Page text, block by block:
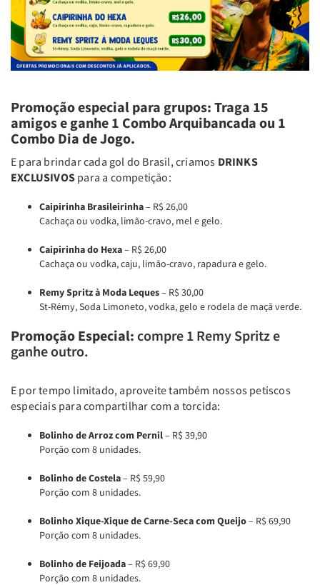
Promoção especial para grupos: Traga 15
amigos e ganhe 1 Combo Arquibancada ou 1
Combo Dia de Jogo.
E para brindar cada gol do Brasil, criamos DRINKS
EXCLUSIVOS para a competição:
Caipirinha Brasileirinha– R$ 26,00
Cachaça ou vodka, limão-cravo, mel e gelo.
Caipirinha do Hexa– R$ 26,00
Cachaça ou vodka, caju, limão-cravo, rapadura e gelo.
Remy Spritz à Moda Leques– R$ 30,00
St-Rémy, Soda Limoneto, vodka, gelo e rodela de maçã verde.
Promoção Especial: compre 1 Remy Spritz e
ganhe outro.
E por tempo limitado, aproveite também nossos petiscos
especiais para compartilhar com a torcida:
Bolinho de Arroz com Pernil– R$ 39,90
Porção com 8 unidades.
Bolinho de Costela– R$ 59,90
Porção com 8 unidades.
Bolinho Xique-Xique de Carne-Seca com Queijo– R$ 69,90
Porção com 8 unidades.
Bolinho de Feijoada– R$ 69,90
Porção com 8 unidades.